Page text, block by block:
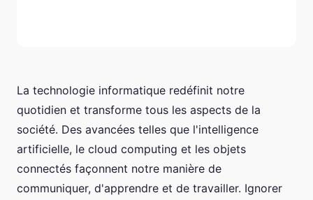
La technologie informatique redéfinit notre
quotidien et transforme tous les aspects de la
société. Des avancées telles que l'intelligence
artificielle, le cloud computing et les objets
connectés façonnent notre manière de
communiquer, d'apprendre et de travailler. Ignorer